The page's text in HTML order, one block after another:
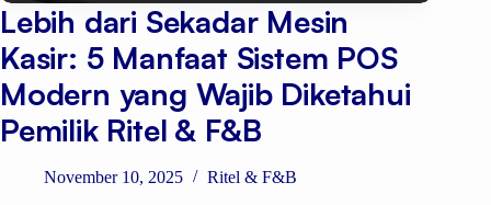
Lebih dari Sekadar Mesin
Kasir: 5 Manfaat Sistem POS
Modern yang Wajib Diketahui
Pemilik Ritel & F&B
November 10, 2025 Ritel & F&B